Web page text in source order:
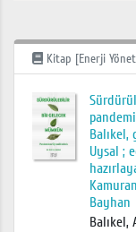
Kitap [Enerji
Uysal ;
Bayhan
Balıkel,